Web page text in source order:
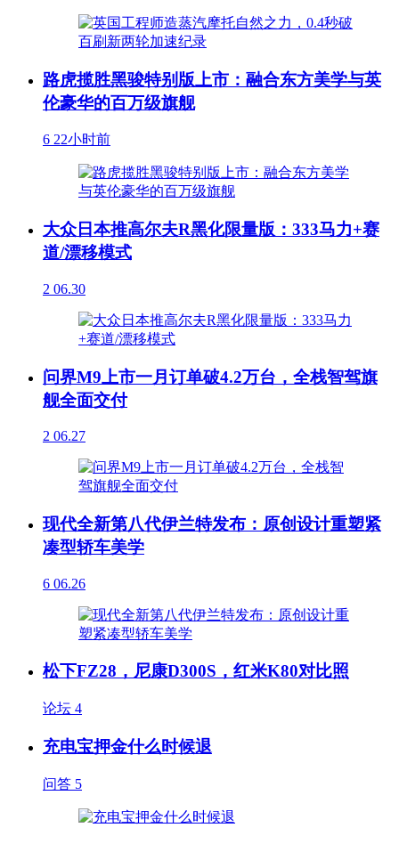
路虎揽胜黑骏特别版上市：融合东方美学与英
伦豪华的百万级旗舰
6 22小时前
大众日本推高尔夫R黑化限量版：333马力+赛
道/漂移模式
2 06.30
问界M9上市一月订单破4.2万台，全栈智驾旗
舰全面交付
2 06.27
现代全新第八代伊兰特发布：原创设计重塑紧
凑型轿车美学
6 06.26
松下FZ28，尼康D300S，红米K80对比照
论坛 4
充电宝押金什么时候退
问答 5